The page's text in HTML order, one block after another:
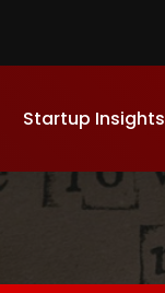
Startup Insights